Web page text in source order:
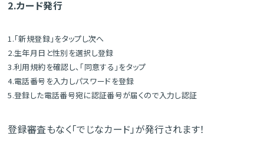
2.カード発行
1.「新規登録」をタップし次へ
2.生年月日と性別を選択し登録
3.利用規約を確認し、「同意する」をタップ
4.電話番号を入力しパスワードを登録
5.登録した電話番号宛に認証番号が届くので入力し認証
登録審査もなく「でじなカード」が発行されます！